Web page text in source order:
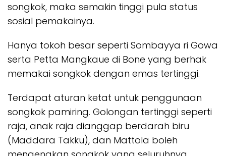
songkok, maka semakin tinggi pula status
sosial pemakainya.
Hanya tokoh besar seperti Sombayya ri Gowa
serta Petta Mangkaue di Bone yang berhak
memakai songkok dengan emas tertinggi.
Terdapat aturan ketat untuk penggunaan
songkok pamiring. Golongan tertinggi seperti
raja, anak raja dianggap berdarah biru
(Maddara Takku), dan Mattola boleh